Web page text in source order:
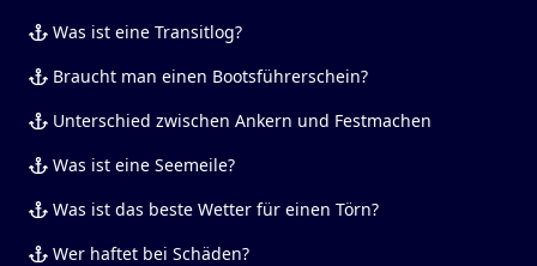
Was ist eine Transitlog?
Braucht man einen Bootsführerschein?
Unterschied zwischen Ankern und Festmachen
Was ist eine Seemeile?
Was ist das beste Wetter für einen Törn?
Wer haftet bei Schäden?